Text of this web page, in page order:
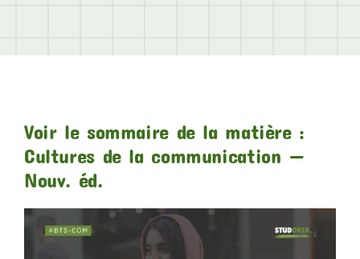
Voir le sommaire de la matière :
Cultures de la communication —
Nouv. éd.